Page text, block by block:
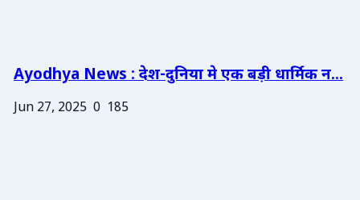
Ayodhya News : देश-दुनिया मे एक बड़ी धार्मिक न...
Jun 27, 2025 0 185